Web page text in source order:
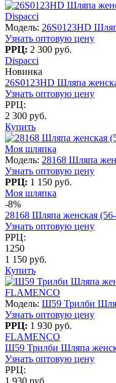
Dispacci
Модель: 26S0123HD
Узнать оптовую цену
РРЦ: 2 300 руб.
Dispacci
Новинка
26S0123HD Шляпа
Узнать оптовую цену
РРЦ:
2 300 руб.
Купить
Моя шляпка
Модель: 28168 Шляпа
Узнать оптовую цену
РРЦ: 1 150 руб.
Моя шляпка
-8%
28168 Шляпа женская
Узнать оптовую цену
РРЦ:
1250
1 150 руб.
Купить
FLAMENCO
Модель: Ш59 Трилби
Узнать оптовую цену
РРЦ: 1 930 руб.
FLAMENCO
Ш59 Трилби Шляпа
Узнать оптовую цену
РРЦ:
1 930 руб.